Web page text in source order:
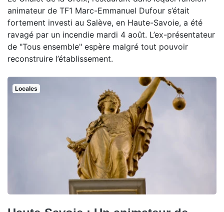
animateur de TF1 Marc-Emmanuel Dufour s’était
fortement investi au Salève, en Haute-Savoie, a été
ravagé par un incendie mardi 4 août. L’ex-présentateur
de "Tous ensemble" espère malgré tout pouvoir
reconstruire l’établissement.
Locales